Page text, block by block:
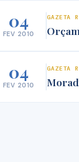
04
FEV 2010
GAZETA
04
FEV 2010
GAZETA